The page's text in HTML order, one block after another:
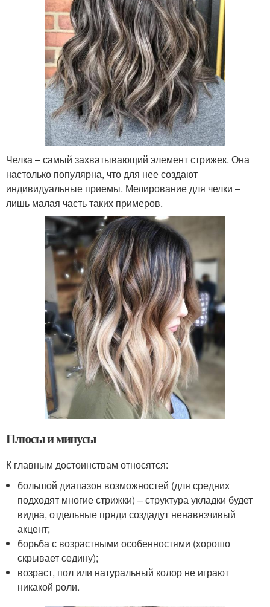
Челка – самый захватывающий элемент стрижек. Она
настолько популярна, что для нее создают
индивидуальные приемы. Мелирование для челки –
лишь малая часть таких примеров.
Плюсы и минусы
К главным достоинствам относятся:
большой диапазон возможностей (для средних
подходят многие стрижки) – структура укладки будет
видна, отдельные пряди создадут ненавязчивый
акцент;
борьба с возрастными особенностями (хорошо
скрывает седину);
возраст, пол или натуральный колор не играют
никакой роли.